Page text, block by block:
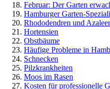
Februar: Der Garten
Hamburger Garten-
Rhododendren und
Hortensien
Obstbäume
Häufige Probleme in
Schnecken
Pilzkrankheiten
Moos im Rasen
Kosten für professionelle